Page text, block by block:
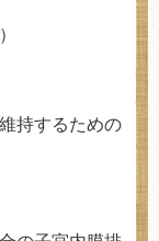
持するための